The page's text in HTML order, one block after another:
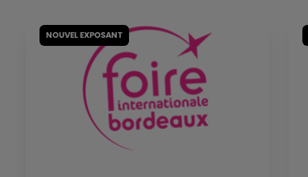
NOUVEL EXPOSANT